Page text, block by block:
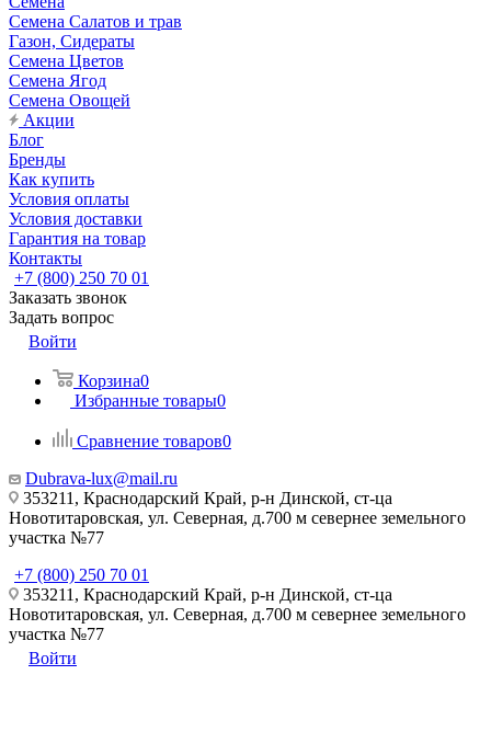
Семена Салатов и трав
Газон, Сидераты
Семена Цветов
Семена Ягод
Семена Овощей
Акции
Блог
Бренды
Как купить
Условия оплаты
Условия доставки
Гарантия на товар
Контакты
+7 (800) 250 70 01
Заказать звонок
Задать вопрос
Войти
Корзина0
Избранные товары0
Сравнение товаров0
Dubrava-lux@mail.ru
353211, Краснодарский Край, р-н Динской, ст-ца
Новотитаровская, ул. Северная, д.700 м севернее земельного
участка №77
+7 (800) 250 70 01
353211, Краснодарский Край, р-н Динской, ст-ца
Новотитаровская, ул. Северная, д.700 м севернее земельного
участка №77
Войти